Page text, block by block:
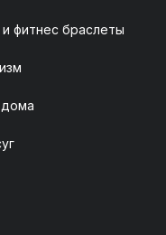
фитнес браслеты